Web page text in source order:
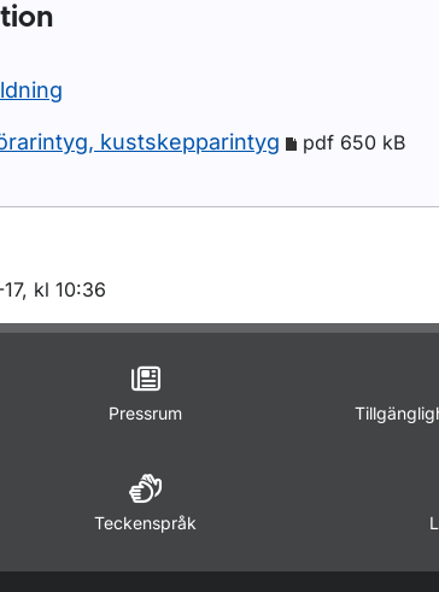
kustskepparintyg pdf 650 kB
kl 10:36
Pressrum
Teckenspråk